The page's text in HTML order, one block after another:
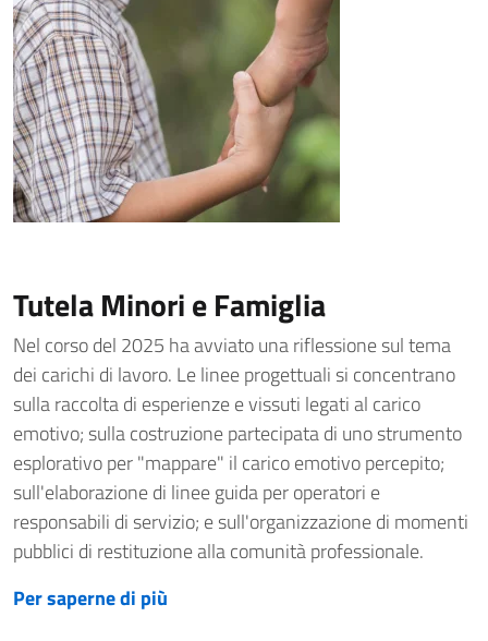
Tutela Minori e Famiglia
Nel corso del 2025 ha avviato una riflessione sul tema
dei carichi di lavoro. Le linee progettuali si concentrano
sulla raccolta di esperienze e vissuti legati al carico
emotivo; sulla costruzione partecipata di uno strumento
esplorativo per "mappare" il carico emotivo percepito;
sull'elaborazione di linee guida per operatori e
responsabili di servizio; e sull'organizzazione di momenti
pubblici di restituzione alla comunità professionale.
Per saperne di più